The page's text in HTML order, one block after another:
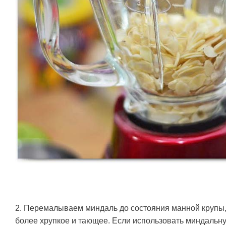
2. Перемалываем миндаль до состояния манной крупы,
более хрупкое и тающее. Если использовать